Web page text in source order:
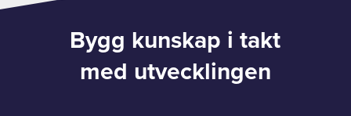
Bygg kunskap i takt
med utvecklingen